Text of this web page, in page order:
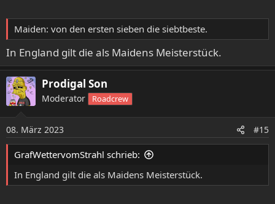
Maiden: von den ersten sieben die siebtbeste.
In England gilt die als Maidens Meisterstück.
Prodigal Son
Moderator Roadcrew
08. März 2023 #15
GrafWettervomStrahl schrieb:
In England gilt die als Maidens Meisterstück.